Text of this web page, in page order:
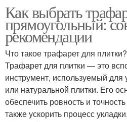
Как выбрать
прямоугольный:
рекомендации
Что такое трафарет для плитки?
Трафарет для плитки — это
инструмент, используемый для
или натуральной плитки. Его
обеспечить ровность и
также ускорить процесс